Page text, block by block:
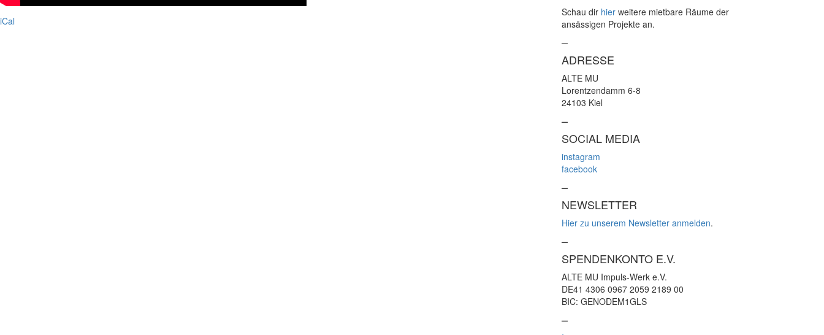
iCal
Schau dir hier weitere mietbare Räume der
ansässigen Projekte an.
–
ADRESSE
ALTE MU
Lorentzendamm 6-8
24103 Kiel
–
SOCIAL MEDIA
instagram
facebook
–
NEWSLETTER
Hier zu unserem Newsletter anmelden.
–
SPENDENKONTO E.V.
ALTE MU Impuls-Werk e.V.
DE41 4306 0967 2059 2189 00
BIC: GENODEM1GLS
–